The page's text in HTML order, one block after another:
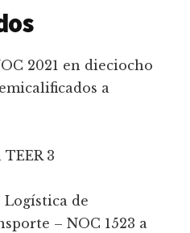
2021 en dieciocho
a
3
de
– NOC 1523 a